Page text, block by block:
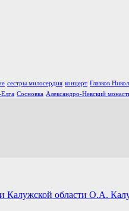
сестры милосердия концерт Глазков
Сосновка Александро-Невский
Калужской области О.А.